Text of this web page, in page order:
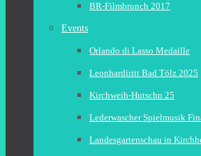
BR-Filmbrunch 2017
Events
Orlando di Lasso Medaille
Leonhardiritt Bad Tölz 2025
Kirchweih-Hutschn 25
Lederwascher Spielmusik
Landesgartenschau in